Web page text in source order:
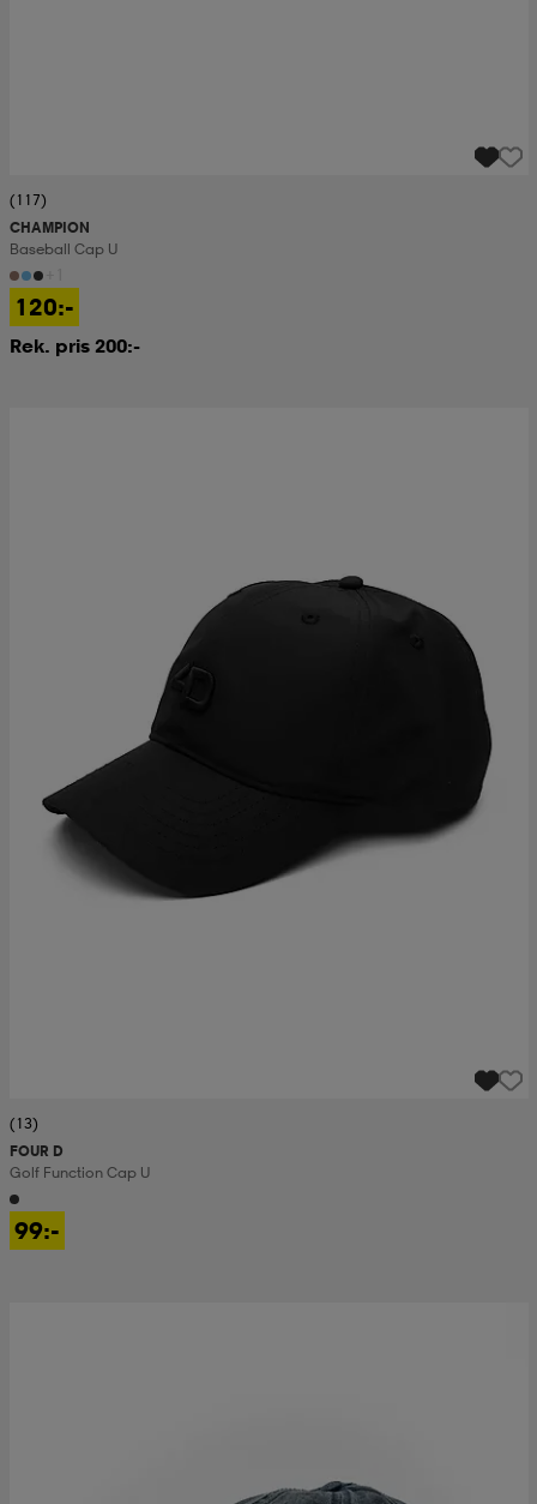
(117)
CHAMPION
Baseball Cap U
120:-
Rek. pris 200:-
(13)
FOUR D
Golf Function Cap U
99:-